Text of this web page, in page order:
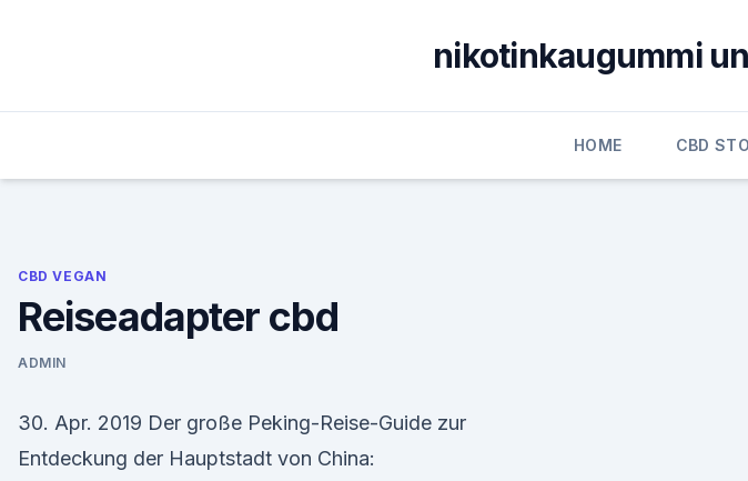
nikotinkaugummi
HOME CBD
CBD VEGAN
Reiseadapter cbd
ADMIN
30. Apr. 2019 Der große Peking-Reise-Guide zur
Entdeckung der Hauptstadt von China: